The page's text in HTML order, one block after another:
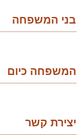
בני המשפחה
המשפחה כיום
יצירת קשר